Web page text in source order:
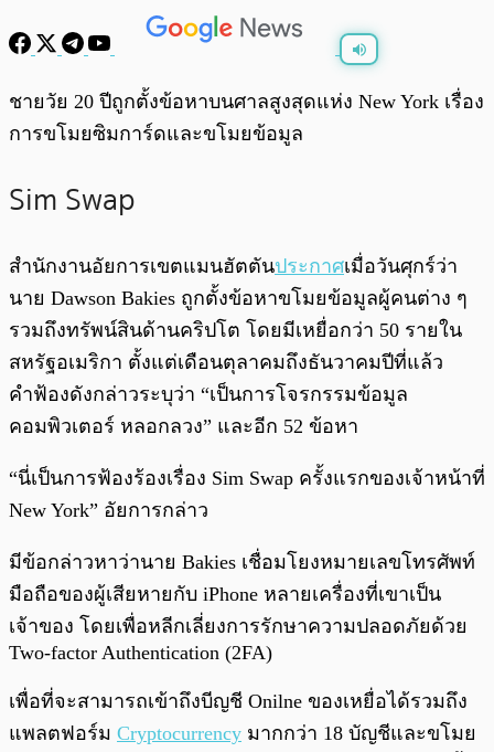
พร้อมเล่น
ชายวัย 20 ปีถูกตั้งข้อหาบนศาลสูงสุดแห่ง New York เรื่อง
การขโมยซิมการ์ดและขโมยข้อมูล
Sim Swap
สำนักงานอัยการเขตแมนฮัตตันประกาศเมื่อวันศุกร์ว่า
นาย Dawson Bakies ถูกตั้งข้อหาขโมยข้อมูลผู้คนต่าง ๆ
รวมถึงทรัพน์สินด้านคริปโต โดยมีเหยื่อกว่า 50 รายใน
สหรัฐอเมริกา ตั้งแต่เดือนตุลาคมถึงธันวาคมปีที่แล้ว
คำฟ้องดังกล่าวระบุว่า “เป็นการโจรกรรมข้อมูล
คอมพิวเตอร์ หลอกลวง” และอีก 52 ข้อหา
“นี่เป็นการฟ้องร้องเรื่อง Sim Swap ครั้งแรกของเจ้าหน้าที่
New York” อัยการกล่าว
มีข้อกล่าวหาว่านาย Bakies เชื่อมโยงหมายเลขโทรศัพท์
มือถือของผู้เสียหายกับ iPhone หลายเครื่องที่เขาเป็น
เจ้าของ โดยเพื่อหลีกเลี่ยงการรักษาความปลอดภัยด้วย
Two-factor Authentication (2FA)
เพื่อที่จะสามารถเข้าถึงบีญชี Onilne ของเหยื่อได้รวมถึง
แพลตฟอร์ม Cryptocurrency มากกว่า 18 บัญชีและขโมย